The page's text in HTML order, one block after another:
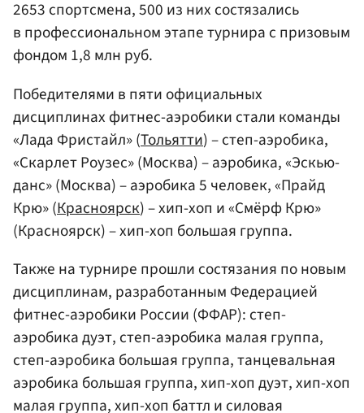
2653 спортсмена, 500 из них состязались
в профессиональном этапе турнира с призовым
фондом 1,8 млн руб.
Победителями в пяти официальных
дисциплинах фитнес-аэробики стали команды
«Лада Фристайл» (Тольятти) – степ-аэробика,
«Скарлет Роузес» (Москва) – аэробика, «Эскью-
данс» (Москва) – аэробика 5 человек, «Прайд
Крю» (Красноярск) – хип-хоп и «Смёрф Крю»
(Красноярск) – хип-хоп большая группа.
Также на турнире прошли состязания по новым
дисциплинам, разработанным Федерацией
фитнес-аэробики России (ФФАР): степ-
аэробика дуэт, степ-аэробика малая группа,
степ-аэробика большая группа, танцевальная
аэробика большая группа, хип-хоп дуэт, хип-хоп
малая группа, хип-хоп баттл и силовая